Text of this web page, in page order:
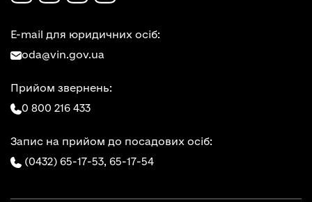
E-mail для юридичних осіб:
oda@vin.gov.ua
Прийом звернень:
0 800 216 433
Запис на прийом до посадових осіб:
(0432) 65-17-53, 65-17-54